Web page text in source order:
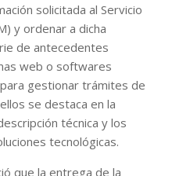
solicitada al Servicio
y ordenar a dicha
de antecedentes
web o softwares
gestionar trámites de
se destaca en la
técnica y los
tecnológicas.
que la entrega de la